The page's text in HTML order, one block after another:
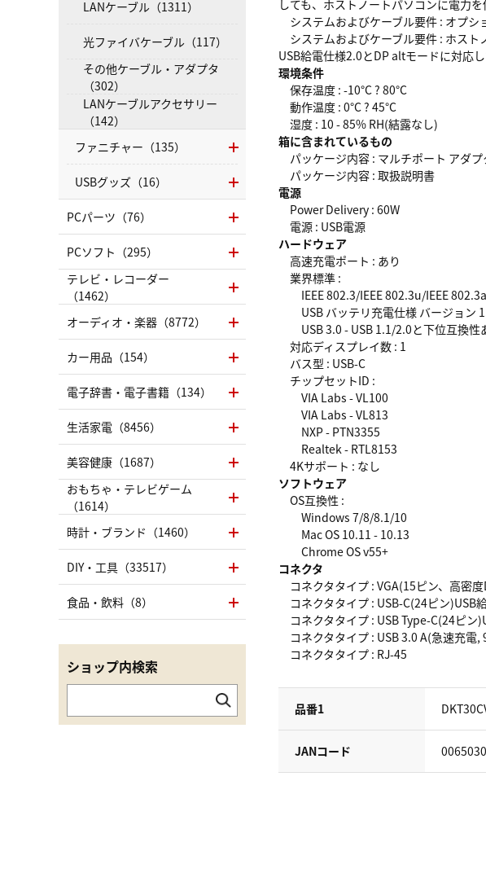
しても、ホストノートパソコンに電力を
システムおよびケーブル要件 : オプシ
システムおよびケーブル要件 : ホスト
USB給電仕様2.0とDP altモードに対応
環境条件
保存温度 : -10°C ? 80°C
動作温度 : 0°C ? 45°C
湿度 : 10 - 85% RH(結露なし)
箱に含まれているもの
パッケージ内容 : マルチポート アダプ
パッケージ内容 : 取扱説明書
電源
Power Delivery : 60W
電源 : USB電源
ハードウェア
高速充電ポート : あり
業界標準 :
IEEE 802.3/IEEE 802.3u/IEEE
USB バッテリ充電仕様 バージョン
USB 3.0 - USB 1.1/2.0と下位互換性
対応ディスプレイ数 : 1
バス型 : USB-C
チップセットID :
VIA Labs - VL100
VIA Labs - VL813
NXP - PTN3355
Realtek - RTL8153
4Kサポート : なし
ソフトウェア
OS互換性 :
Windows 7/8/8.1/10
Mac OS 10.11 - 10.13
Chrome OS v55+
コネクタ
コネクタタイプ : VGA(15ピン、高密
コネクタタイプ : USB-C(24ピン)USB
コネクタタイプ : USB Type-C(24ピン
コネクタタイプ : USB 3.0 A(急速充電
コネクタタイプ : RJ-45
品番1
JANコード
LANケーブル（1311）
光ファイバケーブル（117）
その他ケーブル・アダプタ
（302）
LANケーブルアクセサリー
（142）
ファニチャー（135）
USBグッズ（16）
PCパーツ（76）
PCソフト（295）
テレビ・レコーダー
（1462）
オーディオ・楽器（8772）
カー用品（154）
電子辞書・電子書籍（134）
生活家電（8456）
美容健康（1687）
おもちゃ・テレビゲーム
（1614）
時計・ブランド（1460）
DIY・工具（33517）
食品・飲料（8）
ショップ内検索